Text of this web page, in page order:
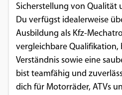
Sicherstellung von Qualität
Du verfügst idealerweise
Ausbildung als Kfz-
vergleichbare Qualifikation,
Verständnis sowie eine
bist teamfähig und
dich für Motorräder, ATVs